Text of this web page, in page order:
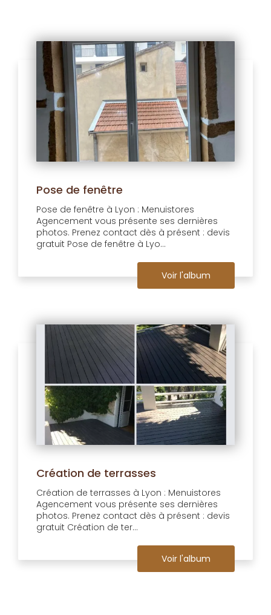
Pose de fenêtre
Pose de fenêtre à Lyon : Menuistores
Agencement vous présente ses dernières
photos. Prenez contact dès à présent : devis
gratuit Pose de fenêtre à Lyo...
Voir l'album
Création de terrasses
Création de terrasses à Lyon : Menuistores
Agencement vous présente ses dernières
photos. Prenez contact dès à présent : devis
gratuit Création de ter...
Voir l'album